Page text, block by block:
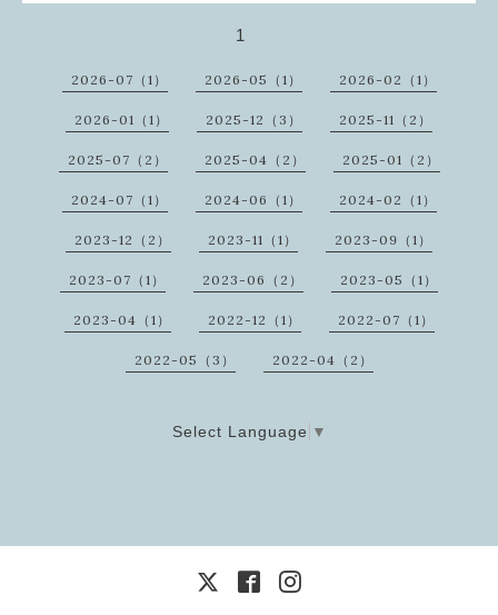
1
2026-07（1） 2026-05（1） 2026-02（1）
2026-01（1） 2025-12（3） 2025-11（2）
2025-07（2） 2025-04（2） 2025-01（2）
2024-07（1） 2024-06（1） 2024-02（1）
2023-12（2） 2023-11（1） 2023-09（1）
2023-07（1） 2023-06（2） 2023-05（1）
2023-04（1） 2022-12（1） 2022-07（1）
2022-05（3） 2022-04（2）
Select Language ▼